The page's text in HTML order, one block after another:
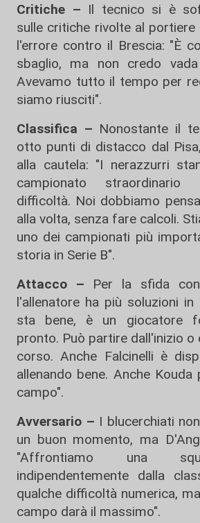
Critiche – Il tecnico si è
sulle critiche rivolte al portiere
l'errore contro il Brescia: "È
sbaglio, ma non credo vada
Avevamo tutto il tempo per
siamo riusciti".
Classifica – Nonostante il
otto punti di distacco dal
alla cautela: "I nerazzurri
campionato straordinario
difficoltà. Noi dobbiamo
alla volta, senza fare calcoli.
uno dei campionati più
storia in Serie B".
Attacco – Per la sfida
l'allenatore ha più soluzioni in
sta bene, è un giocatore
pronto. Può partire dall'inizio o
corso. Anche Falcinelli è
allenando bene. Anche Kouda
campo".
Avversario – I blucerchiati
un buon momento, ma
"Affrontiamo una
indipendentemente dalla
qualche difficoltà numerica,
campo darà il massimo".